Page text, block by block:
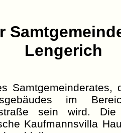
Lengerich
Samtgemeinderates,
im
sein wird.
Kaufmannsvilla